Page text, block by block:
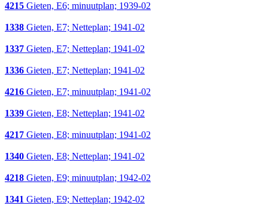
4215 Gieten, E6; minuutplan; 1939-02
1338 Gieten, E7; Netteplan; 1941-02
1337 Gieten, E7; Netteplan; 1941-02
1336 Gieten, E7; Netteplan; 1941-02
4216 Gieten, E7; minuutplan; 1941-02
1339 Gieten, E8; Netteplan; 1941-02
4217 Gieten, E8; minuutplan; 1941-02
1340 Gieten, E8; Netteplan; 1941-02
4218 Gieten, E9; minuutplan; 1942-02
1341 Gieten, E9; Netteplan; 1942-02